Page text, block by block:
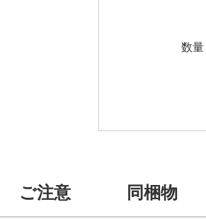
数量
ご注意 同梱物